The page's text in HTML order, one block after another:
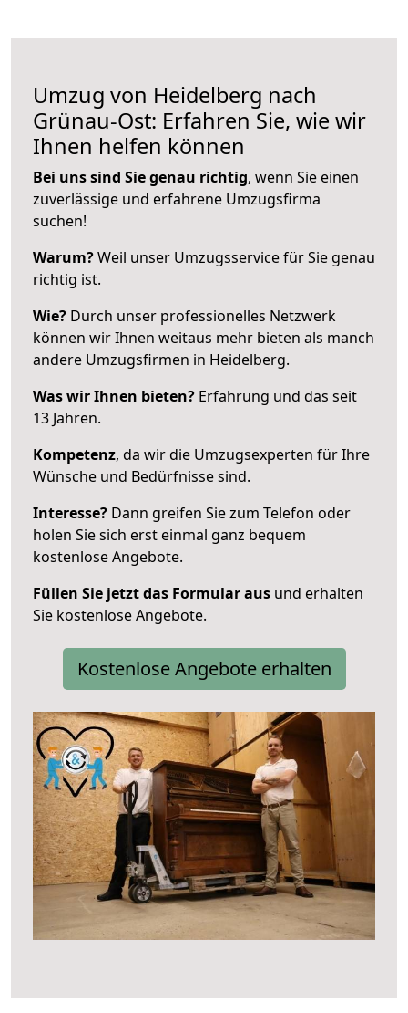
Umzug von Heidelberg nach
Grünau-Ost: Erfahren Sie, wie wir
Ihnen helfen können
Bei uns sind Sie genau richtig, wenn Sie einen
zuverlässige und erfahrene Umzugsfirma
suchen!
Warum?Weil unser Umzugsservice für Sie genau
richtig ist.
Wie? Durch unser professionelles Netzwerk
können wir Ihnen weitaus mehr bieten als manch
andere Umzugsfirmen in Heidelberg.
Was wir Ihnen bieten? Erfahrung und das seit
13 Jahren.
Kompetenz, da wir die Umzugsexperten für Ihre
Wünsche und Bedürfnisse sind.
Interesse? Dann greifen Sie zum Telefon oder
holen Sie sich erst einmal ganz bequem
kostenlose Angebote.
Füllen Sie jetzt das Formular aus und erhalten
Sie kostenlose Angebote.
Kostenlose Angebote erhalten